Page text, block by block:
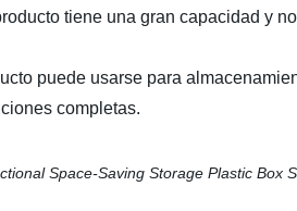
tiene una gran capacidad y
puede usarse para
completas.